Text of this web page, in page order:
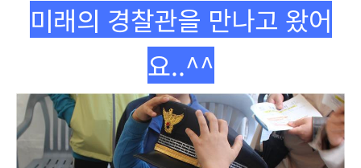
미래의 경찰관을 만나고 왔어
요..^^